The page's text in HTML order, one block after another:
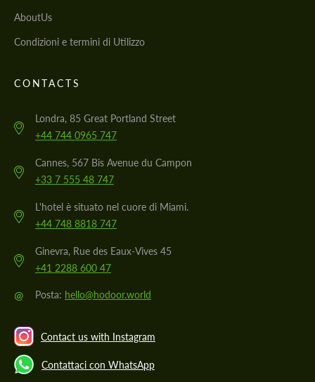
AboutUs
Condizioni e termini di Utilizzo
CONTACTS
Londra, 85 Great Portland Street
+44 744 0965 747
Cannes, 567 Bis Avenue du Campon
+33 7 555 48 747
L'hotel è situato nel cuore di Miami.
+44 748 8818 747
Ginevra, Rue des Eaux-Vives 45
+41 2288 600 47
@ Posta: hello@hodoor.world
Contact us with Instagram
Contattaci con WhatsApp